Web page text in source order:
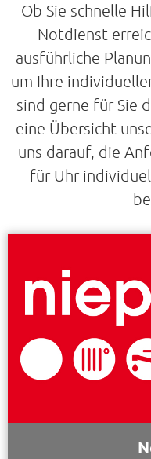
Ob Sie schnelle
Notdienst
ausführliche
um Ihre
sind gerne für Sie
eine Übersicht
uns darauf, die
für Uhr